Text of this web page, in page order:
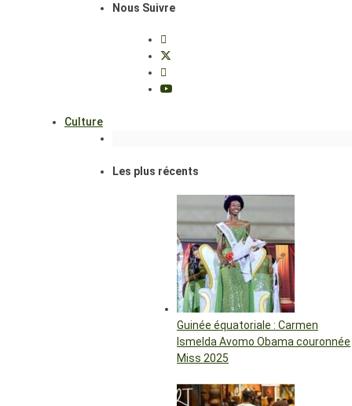
Nous Suivre
Culture
Les plus récents
Guinée équatoriale : Carmen
Ismelda Avomo Obama couronnée
Miss 2025